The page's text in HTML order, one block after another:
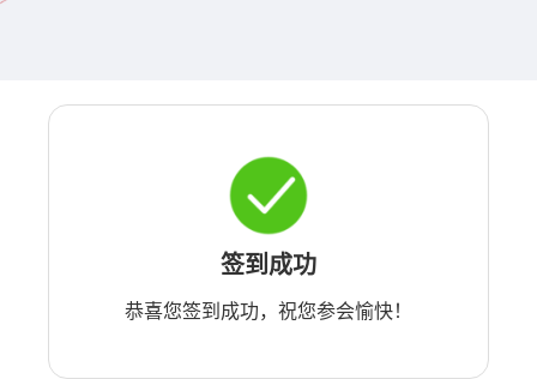
签到成功
恭喜您签到成功，祝您参会愉快！